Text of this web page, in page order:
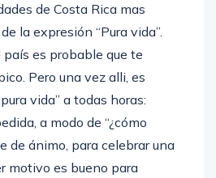
de Costa Rica mas
la expresión “Pura vida”.
es probable que te
Pero una vez alli, es
vida” a todas horas:
a modo de “¿cómo
de ánimo, para celebrar una
motivo es bueno para